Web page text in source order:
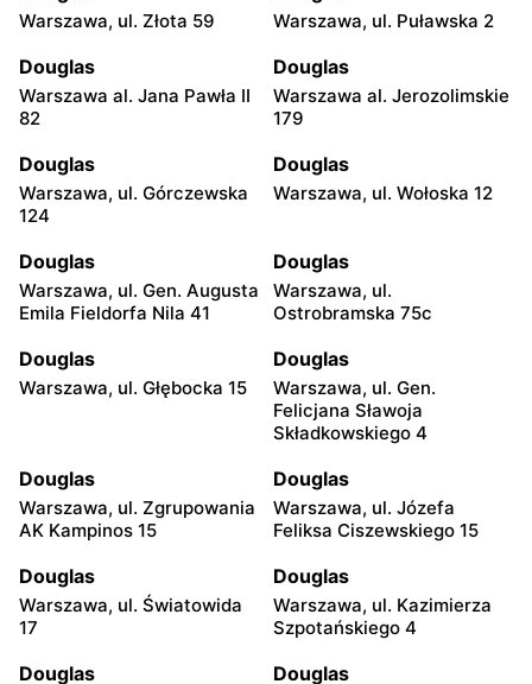
Warszawa, ul. Złota 59 Warszawa, ul. Puławska 2
Douglas
Warszawa al. Jana Pawła II
82
Douglas
Warszawa al. Jerozolimskie
179
Douglas
Warszawa, ul. Górczewska
124
Douglas
Warszawa, ul. Wołoska 12
Douglas
Warszawa, ul. Gen. Augusta
Emila Fieldorfa Nila 41
Douglas
Warszawa, ul.
Ostrobramska 75c
Douglas
Warszawa, ul. Głębocka 15
Douglas
Warszawa, ul. Gen.
Felicjana Sławoja
Składkowskiego 4
Douglas
Warszawa, ul. Zgrupowania
AK Kampinos 15
Douglas
Warszawa, ul. Józefa
Feliksa Ciszewskiego 15
Douglas
Warszawa, ul. Światowida
17
Douglas
Warszawa, ul. Kazimierza
Szpotańskiego 4
Douglas Douglas